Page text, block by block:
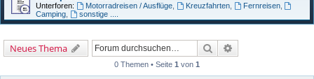
Unterforen: Motorradreisen / Ausflüge, Kreuzfahrten, Fernreisen,
Camping
sonstige ....
Neues Thema Suche
0 Themen • Seite 1 von 1